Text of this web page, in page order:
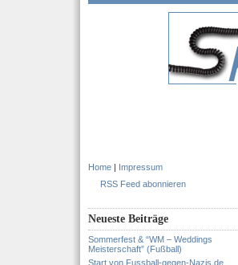
Home | Impressum
RSS Feed abonnieren
Neueste Beiträge
Sommerfest & “WM – Weddings
Meisterschaft” (Fußball)
Start von Fussball-gegen-Nazis.de